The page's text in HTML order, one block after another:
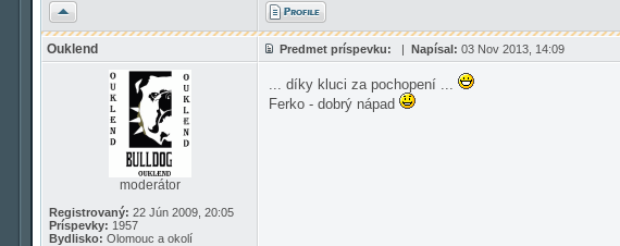
Hore
Ouklend Predmet príspevku: | Napísal: 03 Nov 2013, 14:09
moderátor
Registrovaný: 22 Jún 2009, 20:05
Príspevky: 1957
Bydlisko: Olomouc a okolí
... díky kluci za pochopení ...
Ferko - dobrý nápad